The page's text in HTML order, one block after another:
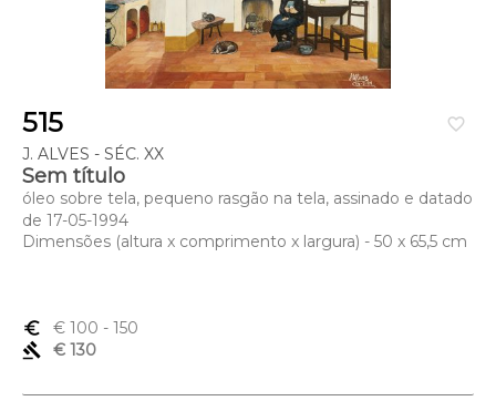
favorite_border
515
J. ALVES - SÉC. XX
Sem título
óleo sobre tela, pequeno rasgão na tela, assinado e datado
de 17-05-1994
Dimensões (altura x comprimento x largura) - 50 x 65,5 cm
euro_symbol € 100 - 150
gavel
€ 130